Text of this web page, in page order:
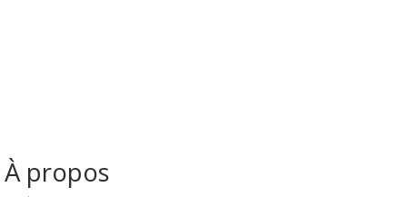
À propos